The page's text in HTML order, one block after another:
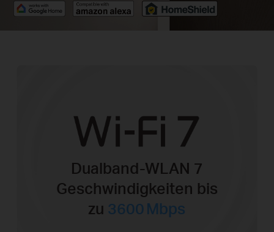
Dualband-WLAN 7
Geschwindigkeiten bis
zu 3600 Mbps